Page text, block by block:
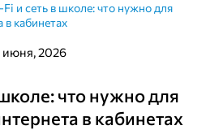
и сеть в школе: что нужно для
в кабинетах
июня, 2026
что нужно для
в кабинетах